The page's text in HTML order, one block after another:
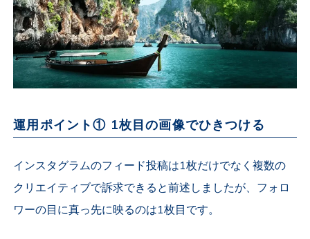
運用ポイント① 1枚目の画像でひきつける
インスタグラムのフィード投稿は1枚だけでなく複数の
クリエイティブで訴求できると前述しましたが、フォロ
ワーの目に真っ先に映るのは1枚目です。